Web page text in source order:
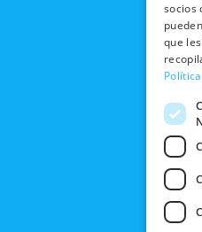
m
socios
que